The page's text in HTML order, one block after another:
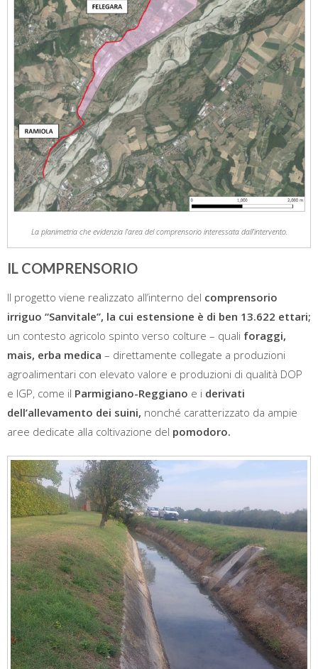
La planimetria che evidenzia l’area del comprensorio interessata dall’intervento.
IL COMPRENSORIO
Il progetto viene realizzato all’interno del comprensorio
irriguo “Sanvitale”, la cui estensione è di ben 13.622 ettari;
un contesto agricolo spinto verso colture – quali foraggi,
mais, erba medica – direttamente collegate a produzioni
agroalimentari con elevato valore e produzioni di qualità DOP
e IGP, come il Parmigiano-Reggiano e i derivati
dell’allevamento dei suini, nonché caratterizzato da ampie
aree dedicate alla coltivazione del pomodoro.